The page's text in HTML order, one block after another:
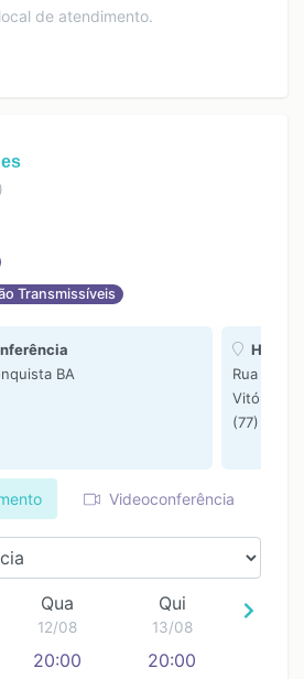
de atendimento.
Transmissíveis
BA
Home
Rua
Vitória da
(77)
Videoconferência
Qua
12/08
20:00
Qui
13/08
20:00